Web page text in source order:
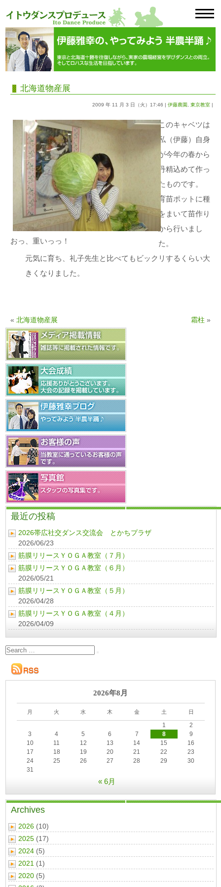
北海道物産展
2009 年 11 月 3 日（火）17:46 | 伊藤農園 東京教室|
おっ、重いっっ！
このキャベツは
私（伊藤）自身
が今年の春から
丹精込めて作っ
たものです。
育苗ポットに種
をまいて苗作り
から行いまし
た。
元気に育ち、礼子先生と比べてもビックリするくらい大
きくなりました。
«北海道物産展 霜柱 »
最近の投稿
2026帯広社交ダンス交流会 とかちプラザ
2026/06/23
筋膜リリースＹＯＧＡ教室（７月）
筋膜リリースＹＯＧＡ教室（６月）
2026/05/21
筋膜リリースＹＯＧＡ教室（５月）
2026/04/28
筋膜リリースＹＯＧＡ教室（４月）
2026/04/09
2026年8月
月 火 水 木 金 土 日
1
2
3
4 5 6 7 8
9
10
11 12 13 14 15
16
17
18 19 20 21 22
23
24
25 26 27 28 29
30
31
« 6月
Archives
2026 (10)
2025 (17)
2024 (5)
2021 (1)
2020 (5)